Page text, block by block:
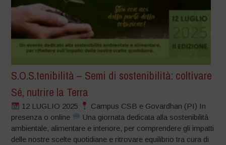
S.O.S.tenibilità – Semi di sostenibilità: coltivare
Sé, nutrire la Terra
12 LUGLIO 2025
Campus CSB e Govardhan (PI) In
presenza o online
Una giornata dedicata alla sostenibilità
ambientale, alimentare e interiore, per comprendere gli impatti
delle nostre scelte quotidiane e ritrovare equilibrio tra cura di